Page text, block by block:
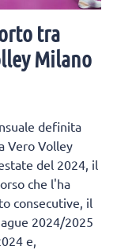
tra
Milano
definita
Vero Volley
del 2024, il
che l'ha
consecutive, il
2024/2025
e,